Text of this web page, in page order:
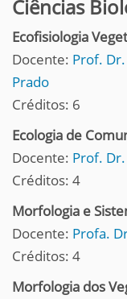
Ciências
Ecofisiologia
Docente: Prof.
Prado
Créditos: 6
Ecologia de
Docente: Prof.
Créditos: 4
Morfologia e
Docente: Profa.
Créditos: 4
Morfologia dos